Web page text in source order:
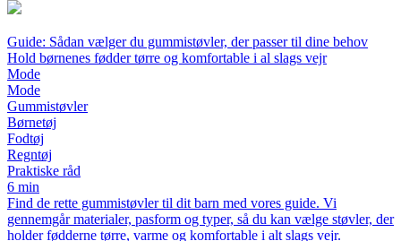
Guide: Sådan vælger du gummistøvler, der passer til dine behov
Hold børnenes fødder tørre og komfortable i al slags vejr
Mode
Mode
Gummistøvler
Børnetøj
Fodtøj
Regntøj
Praktiske råd
6 min
Find de rette gummistøvler til dit barn med vores guide. Vi
gennemgår materialer, pasform og typer, så du kan vælge støvler, der
holder fødderne tørre, varme og komfortable i alt slags vejr.